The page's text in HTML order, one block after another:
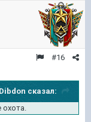
#16
сказал: